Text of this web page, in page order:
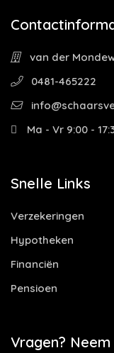
van der
0481-465222
Ma - Vr 9:00 -
Snelle Links
Verzekeringen
Hypotheken
Financiën
Pensioen
Vragen?